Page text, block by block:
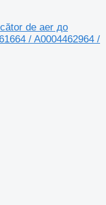
de aer до
/ A0004462964 /